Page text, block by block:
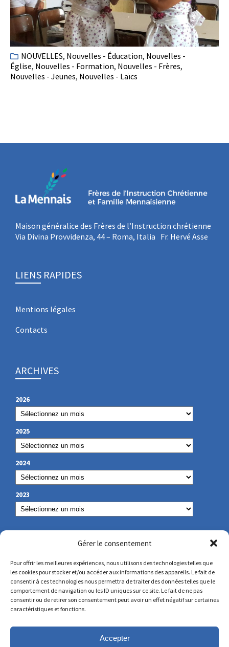
Gérer le consentement
Pour offrir les meilleures expériences, nous utilisons des technologies telles que
les cookies pour stocker et/ou accéder aux informations des appareils. Le fait de
consentir à ces technologies nous permettra de traiter des données telles que le
comportement de navigation ou les ID uniques sur ce site. Le fait de ne pas
consentir ou de retirer son consentement peut avoir un effet négatif sur certaines
caractéristiques et fonctions.
Accepter
NOUVELLES, Nouvelles - Éducation, Nouvelles -
Église, Nouvelles - Formation, Nouvelles - Frères,
Nouvelles - Jeunes, Nouvelles - Laïcs
Maison généralice des Frères de l’Instruction chrétienne
Via Divina Provvidenza, 44 – Roma, Italia Fr. Hervé Asse
LIENS RAPIDES
Mentions légales
Contacts
ARCHIVES
2026
2025
2024
2023
NOS COORDONNÉES
secretariat@lamennais.org
protectionenfance@lamennais.org